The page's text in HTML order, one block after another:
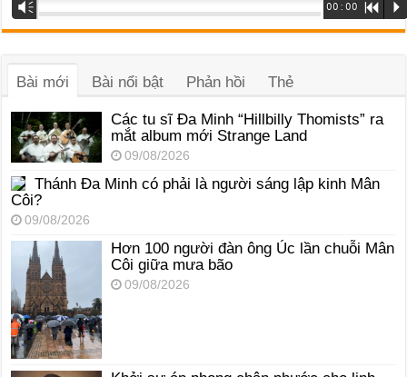
phát
âm
Vm 00:00 R P
Bài mới Bài nổi bật Phản hồi Thẻ
Các tu sĩ Đa Minh “Hillbilly Thomists” ra
mắt album mới Strange Land
09/08/2026
Thánh Đa Minh có phải là người sáng lập kinh Mân
Côi?
09/08/2026
Hơn 100 người đàn ông Úc lần chuỗi Mân
Côi giữa mưa bão
09/08/2026